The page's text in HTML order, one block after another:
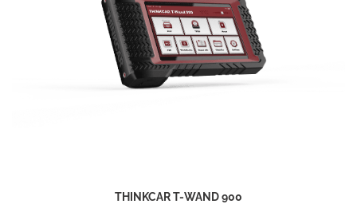
THINKCAR T-WAND 900